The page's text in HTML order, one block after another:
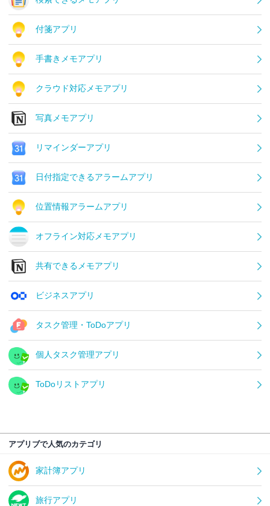
付箋アプリ
手書きメモアプリ
クラウド対応メモアプリ
写真メモアプリ
リマインダーアプリ
日付指定できるアラームアプリ
位置情報アラームアプリ
オフライン対応メモアプリ
共有できるメモアプリ
ビジネスアプリ
タスク管理・ToDoアプリ
個人タスク管理アプリ
ToDoリストアプリ
アプリブで人気のカテゴリ
家計簿アプリ
旅行アプリ